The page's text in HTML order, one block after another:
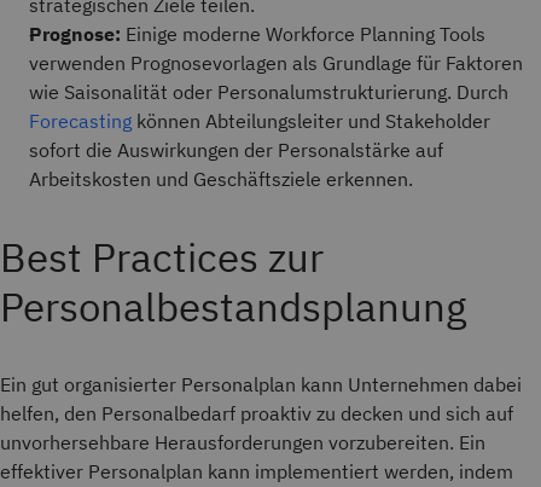
strategischen Ziele teilen.
Prognose: Einige moderne Workforce Planning Tools
verwenden Prognosevorlagen als Grundlage für Faktoren
wie Saisonalität oder Personalumstrukturierung. Durch
Forecasting können Abteilungsleiter und Stakeholder
sofort die Auswirkungen der Personalstärke auf
Arbeitskosten und Geschäftsziele erkennen.
Best Practices zur
Personalbestandsplanung
Ein gut organisierter Personalplan kann Unternehmen dabei
helfen, den Personalbedarf proaktiv zu decken und sich auf
unvorhersehbare Herausforderungen vorzubereiten. Ein
effektiver Personalplan kann implementiert werden, indem